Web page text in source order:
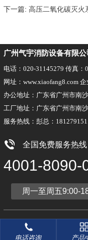
下一篇: 高压二氧化碳灭火
广州气宇消防设备有限公
电话：020-31145279 传真：
网址：www.xiaofang8.com
办公地址：广东省广州市南
工厂地址：广东省广州市南
服务热线：彭总：
全国免费服务热线
4001-8090-
周一至周五9:00-
版权所有：广州气宇消
电话咨询 产品